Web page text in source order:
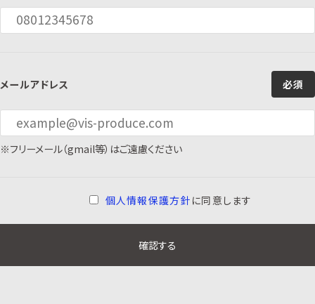
メールアドレス 必須
※フリーメール（gmail等）はご遠慮ください
個人情報保護方針 に同意します